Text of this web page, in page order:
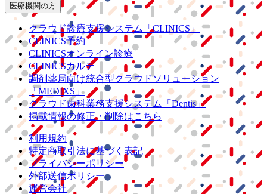
医療機関の方
クラウド診療支援システム
「CLINICS」
CLINICS予約
CLINICSオンライン診療
CLINICSカルテ
調剤薬局向け統合型クラウドソリューション
「MEDIXS」
クラウド歯科業務支援システム
「Dentis」
掲載情報の修正・削除はこちら
利用規約
特定商取引法に基づく表記
プライバシーポリシー
外部送信ポリシー
運営会社